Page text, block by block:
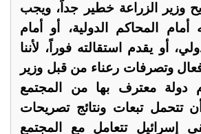
وزير الزراعة خطير جداً، ويجب
المحاكم الدولية، أو أمام
أو يقدم استقالته فوراً، لأننا
وتصرفات رعناء من قبل وزير
دولة معترف بها من المجتمع
أن تتحمل تبعات ونتائج تصريحات
إسرائيل تتعامل مع المجتمع